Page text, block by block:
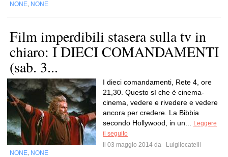
NONE NONE
Film imperdibili stasera sulla tv in
chiaro: I DIECI COMANDAMENTI
(sab. 3...
I dieci comandamenti, Rete 4, ore
21,30. Questo sì che è cinema-
cinema, vedere e rivedere e vedere
ancora per credere. La Bibbia
secondo Hollywood, in un...
Leggere
il seguito
Il 03 maggio 2014 da
Luigilocatelli
NONE NONE